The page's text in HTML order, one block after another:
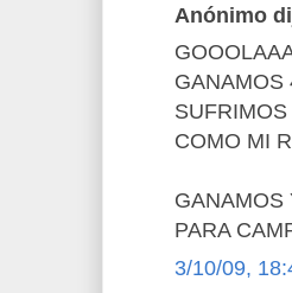
Anónimo
GANAMOS
COMO MI
GANAMOS
PARA
3/10/09,